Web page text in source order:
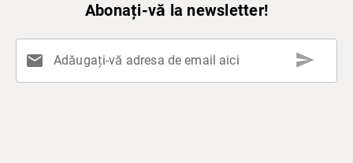
Abonați-vă la newsletter!
mail Adăugați-vă adresa de email aici send